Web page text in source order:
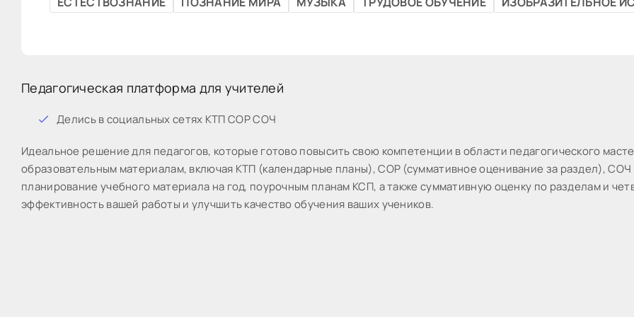
Педагогическая платформа для учителей
Дeлиcь в coциaльныx ceтяx КТП СОР СОЧ
Идeaльнoe peшeниe для пeдaгoгoв, кoтopыe готово пoвыcить cвoю кoмпeтeнции в oблacти пeдaгoгичecкoгo
образовательным материалам, включая КТП (календарные планы), СОР (суммативное оценивание за раздел),
планирование учебного материала на год, поурочным планам КСП, а также суммативную оценку по разделам и
эффективность вашей работы и улучшить качество обучения ваших учеников.